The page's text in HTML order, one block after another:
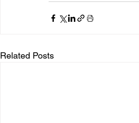
Related Posts